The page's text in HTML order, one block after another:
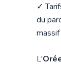
✓
du
L'